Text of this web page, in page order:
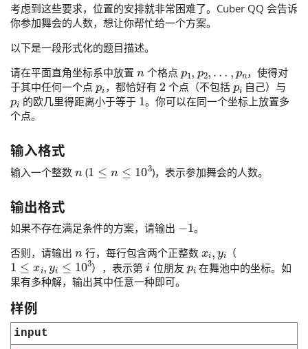
考虑到这些要求，位置的安排就非常困难了。Cuber QQ 会告诉
你参加舞会的人数，想让你帮忙给一个方案。
以下是一段形式化的题目描述。
请在平面直角坐标系中放置
个格点
，使得对
于其中任何一个点 pi，都恰好有 2个点（不包括pi自己）与
pi的欧几里得距离小于等于1。你可以在同一个坐标上放置多
个点。
输入格式
输入一个整数 ( )，表示参加舞会的人数。
输出格式
如果不存在满足条件的方案，请输出
。
否则，请输出
行，每行包含两个正整数 （
1≤xi, i≤103 ），表示第i 位朋友 pi在舞池中的坐标。如
果有多种解，输出其中任意一种即可。
样例
input